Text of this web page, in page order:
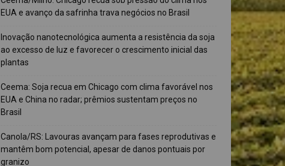
EUA e avanço da safrinha trava negócios no Brasil
Inovação nanotecnológica aumenta a resistência da soja
ao excesso de luz e favorecer o crescimento inicial das
plantas
Ceema: Soja recua em Chicago com clima favorável nos
EUA e China no radar; prêmios sustentam preços no
Brasil
Canola/RS: Lavouras avançam para fases reprodutivas e
mantêm bom potencial, apesar de danos pontuais por
granizo